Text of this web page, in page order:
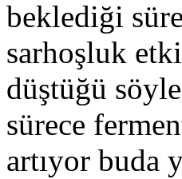
beklediği
sarhoşluk
düştüğü
sürece
artıyor buda